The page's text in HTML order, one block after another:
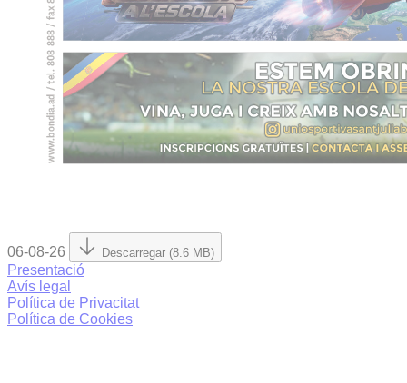
06-08-26 Descarregar (8.6 MB)
Presentació
Avís legal
Política de Privacitat
Política de Cookies